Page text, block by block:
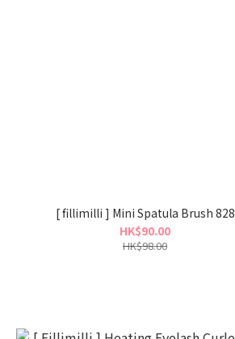
[ fillimilli ] Mini Spatula Brush 828
HK$90.00
HK$98.00